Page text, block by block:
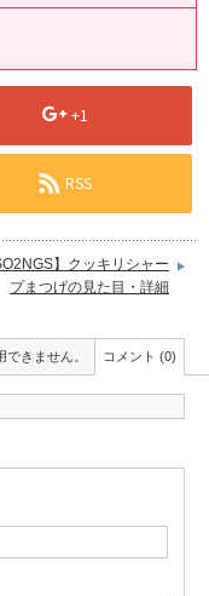
+1
RSS
】クッキリシャー
プまつげの見た目・詳細
できません。 コメント (0)